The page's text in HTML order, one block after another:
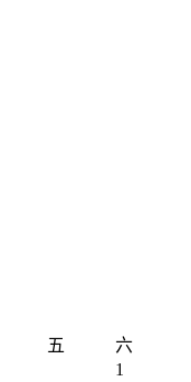
五
六
1